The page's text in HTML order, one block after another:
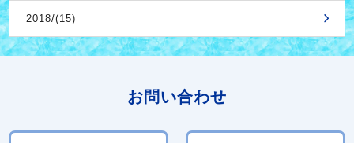
2018/(15)
お問い合わせ